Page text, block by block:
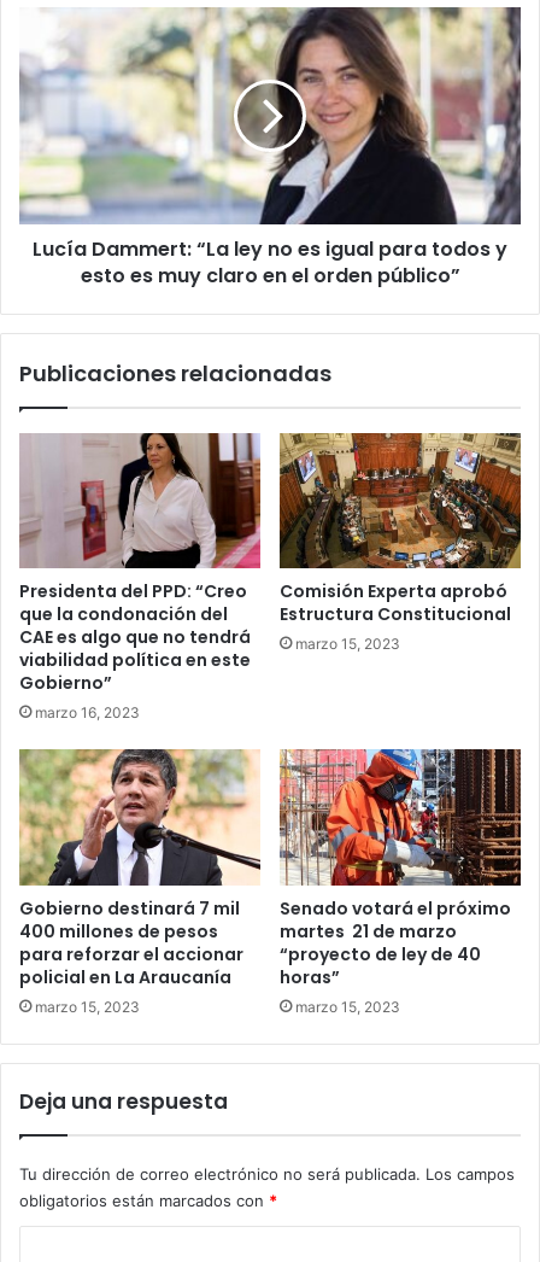
Lucía
Dammert:
“La
ley
no
igual
para
todos
en
Lucía Dammert: “La ley no es igual para todos y
esto es muy claro en el orden público”
Publicaciones relacionadas
Presidenta del PPD: “Creo
que la condonación del
CAE es algo que no tendrá
viabilidad política en este
Gobierno”
marzo 16, 2023
Comisión Experta aprobó
Estructura Constitucional
marzo 15, 2023
Gobierno destinará 7 mil
400 millones de pesos
para reforzar el accionar
policial en La Araucanía
marzo 15, 2023
Senado votará el próximo
martes 21 de marzo
“proyecto de ley de 40
horas”
marzo 15, 2023
Deja una respuesta
Tu dirección de correo electrónico no será publicada. Los campos
obligatorios están marcados con *